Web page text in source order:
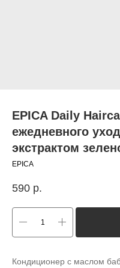
EPICA Daily
ежедневного
экстрактом
EPICA
590 р.
Кондиционер с маслом